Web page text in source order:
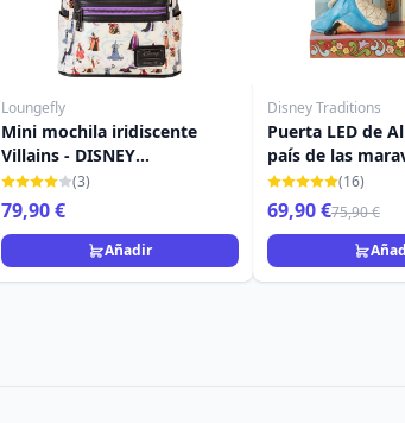
Loungefly
Mini mochila iridiscente
Villains - DISNEY
LOUNGEFLY
(3)
79,90 €
Añadir
Disney Traditions
Puerta LED de
país de las
Disney Traditions
(16)
69,90 €75,90 €